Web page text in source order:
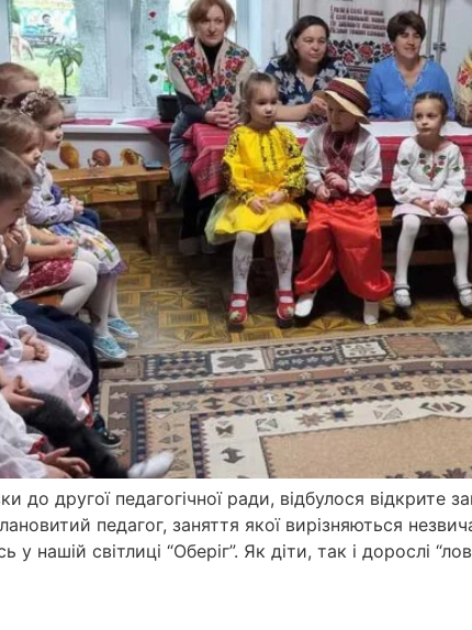
до другої педагогічної ради, відбулося відкрите
педагог, заняття якої вирізняються
у нашій світлиці “Оберіг”. Як діти, так і дорослі